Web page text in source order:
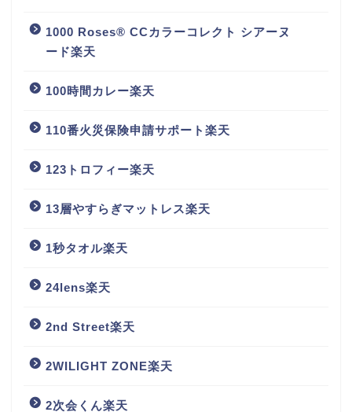
1000 Roses® CCカラーコレクト シアーヌ
ード楽天
100時間カレー楽天
110番火災保険申請サポート楽天
123トロフィー楽天
13層やすらぎマットレス楽天
1秒タオル楽天
24lens楽天
2nd Street楽天
2WILIGHT ZONE楽天
2次会くん楽天